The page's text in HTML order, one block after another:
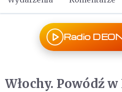
Radio
Włochy. Powódź